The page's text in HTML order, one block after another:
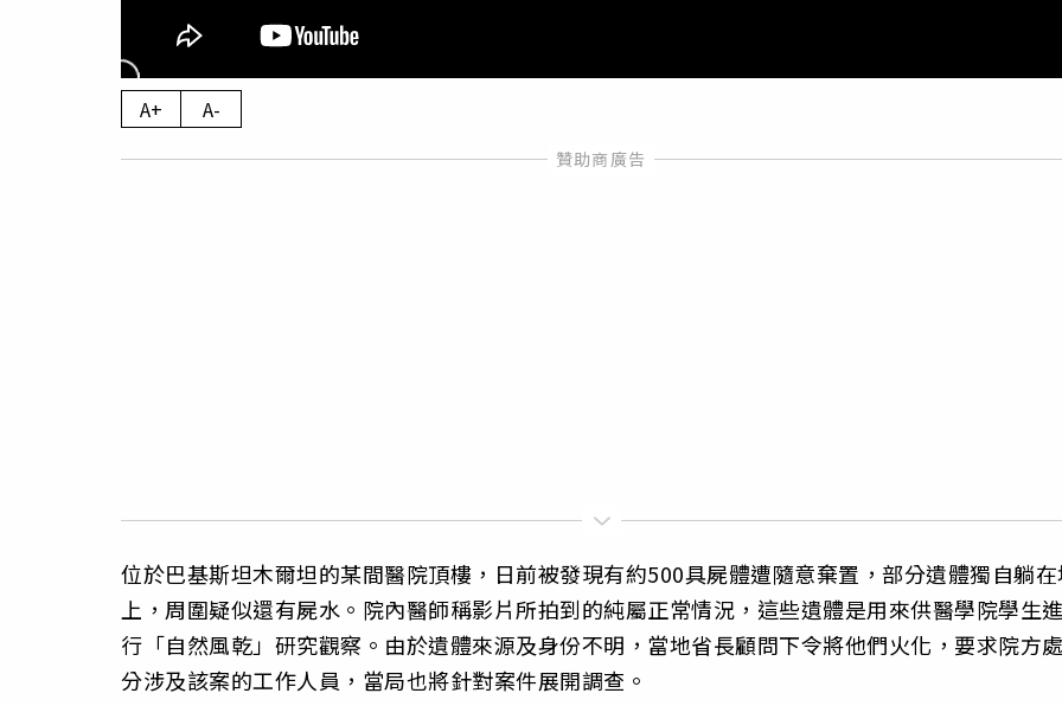
A+ A-
位於巴基斯坦木爾坦的某間醫院頂樓，日前被發現有約500具屍體遭隨意棄置，部分遺體獨自躺
上，周圍疑似還有屍水。院內醫師稱影片所拍到的純屬正常情況，這些遺體是用來供醫學院學生進
行「自然風乾」研究觀察。由於遺體來源及身份不明，當地省長顧問下令將他們火化，要求院方處
分涉及該案的工作人員，當局也將針對案件展開調查。